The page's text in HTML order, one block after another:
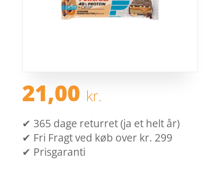
21,00 kr.
✔ 365 dage returret (ja et helt år)
✔ Fri Fragt ved køb over kr. 299
✔ Prisgaranti